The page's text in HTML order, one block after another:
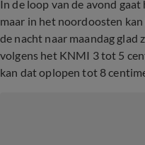
In de loop van de avond
maar in het noordoosten
de nacht naar maandag glad
volgens het KNMI 3 tot 5
kan dat oplopen tot 8